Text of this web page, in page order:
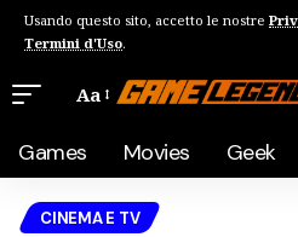
Usando questo sito, accetto le nostre
Termini d'Uso.
Aa
Games Movies Geek
CINEMA E TV